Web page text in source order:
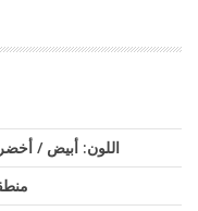
اللون: أبيض /